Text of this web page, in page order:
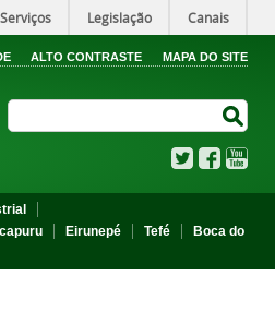
Serviços Legislação Canais
ALTO CONTRASTE MAPA DO SITE
TwitterFacebook
Eirunepé Tefé
Boca do